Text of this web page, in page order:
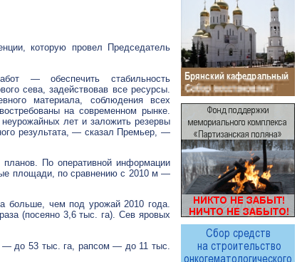
которую провел Председатель
— обеспечить стабильность
сева, задействовав все ресурсы.
материала, соблюдения всех
на современном рынке.
лет и заложить резервы
результата, — сказал Премьер, —
По оперативной информации
площади, по сравнению с 2010 м —
больше, чем под урожай 2010 года.
(посеяно 3,6 тыс. га). Сев яровых
— до 53 тыс. га, рапсом — до 11 тыс.